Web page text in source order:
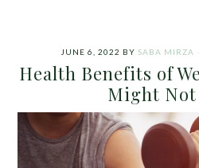
JUNE 6, 2022 BY SABA MIRZA
Health Benefits of
Might